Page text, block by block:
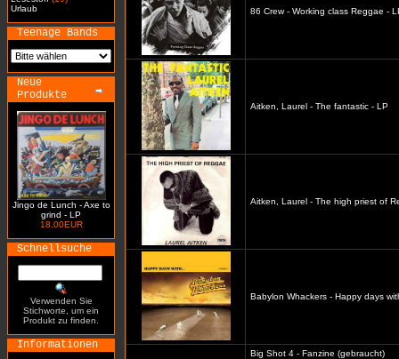
Urlaub
Teenage Bands
Neue
Produkte
Jingo de Lunch - Axe to
grind - LP
18.00EUR
Schnellsuche
Verwenden Sie
Stichworte, um ein
Produkt zu finden.
Informationen
86 Crew - Working class Reggae -
Aitken, Laurel - The fantastic - LP
Aitken, Laurel - The high priest of
Babylon Whackers - Happy days
Big Shot 4 - Fanzine (gebraucht)